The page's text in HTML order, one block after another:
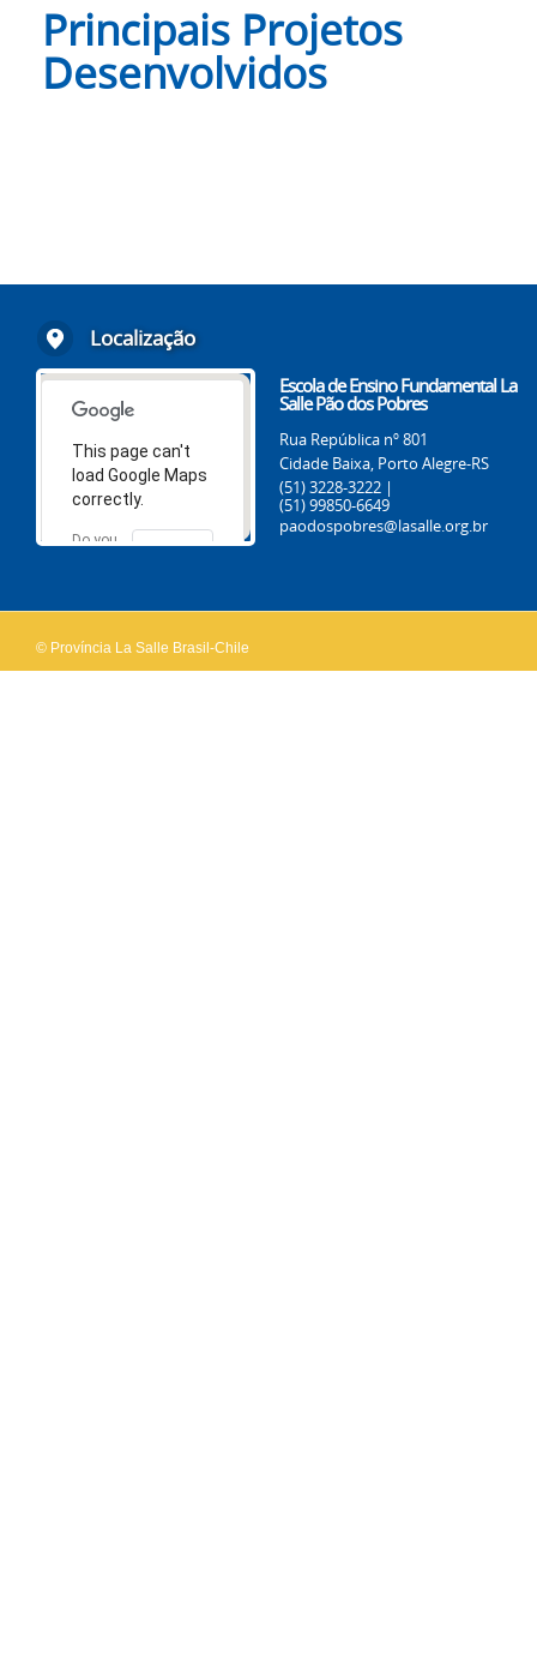
Principais Projetos
Desenvolvidos
Localização
This page can't
load Google Maps
correctly.
Do you
OK
Escola de Ensino Fundamental La
Salle Pão dos Pobres
Rua República nº 801
Cidade Baixa, Porto Alegre-RS
(51) 3228-3222 |
(51) 99850-6649
paodospobres@lasalle.org.br
© Província La Salle Brasil-Chile